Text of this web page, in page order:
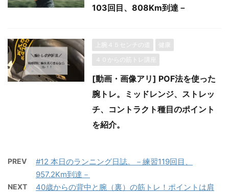
103回目、808Km到達－
上腕４５センチの道
健康
４０からの筋トレ講座
[動画・画像アリ] POF法を使った
腕トレ。ミッドレンジ、ストレッ
チ、コントラクト種目のポイント
を紹介。
PREV
#12 本日のランニング日誌。－練習119回目、
957.2Km到達－
NEXT
40歳からの背中と腕（裏）の筋トレ！ポイントは肩